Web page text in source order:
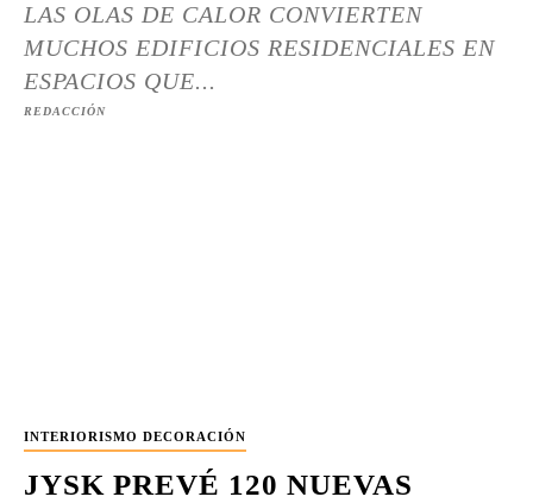
LAS OLAS DE CALOR CONVIERTEN
MUCHOS EDIFICIOS RESIDENCIALES EN
ESPACIOS QUE...
REDACCIÓN
INTERIORISMO DECORACIÓN
JYSK PREVÉ 120 NUEVAS